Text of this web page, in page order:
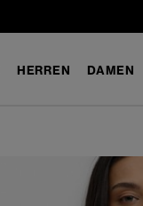
HERREN DAMEN